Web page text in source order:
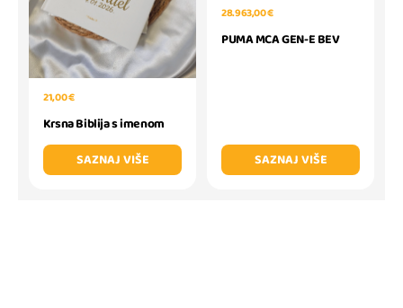
21,00 €
Krsna Biblija s imenom
SAZNAJ VIŠE
28.963,00 €
PUMA MCA GEN-E BEV
SAZNAJ VIŠE